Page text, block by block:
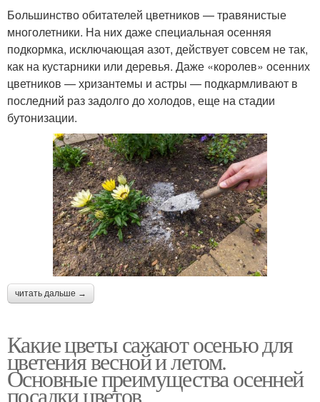
Большинство обитателей цветников — травянистые
многолетники. На них даже специальная осенняя
подкормка, исключающая азот, действует совсем не так,
как на кустарники или деревья. Даже «королев» осенних
цветников — хризантемы и астры — подкармливают в
последний раз задолго до холодов, еще на стадии
бутонизации.
читать дальше →
Какие цветы сажают осенью для
цветения весной и летом.
Основные преимущества осенней
посадки цветов